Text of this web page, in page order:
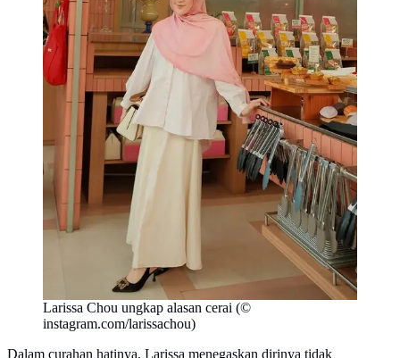
Larissa Chou ungkap alasan cerai (©
instagram.com/larissachou)
Dalam curahan hatinya, Larissa menegaskan dirinya tidak